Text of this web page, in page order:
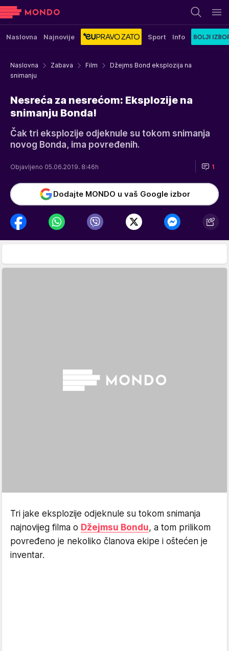
Naslovna Najnovije Sport Info
Naslovna Zabava Film
Džejms Bond eksplozija na
snimanju
Nesreća za nesrećom: Eksplozije na
snimanju Bonda!
Čak tri eksplozije odjeknule su tokom snimanja
novog Bonda, ima povređenih.
Objavljeno 05.06.2019. 8:46h 1
Dodajte MONDO u vaš Google izbor
Tri jake eksplozije odjeknule su tokom snimanja
najnovijeg filma o Džejmsu Bondu, a tom prilikom
povređeno je nekoliko članova ekipe i oštećen je
inventar.